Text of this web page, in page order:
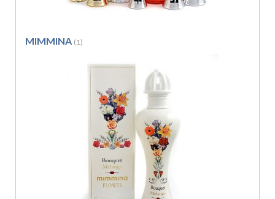
MIMMINA (1)